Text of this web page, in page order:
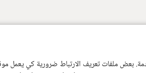
ملفات تعريف الارتباط ضرورية كي يعمل